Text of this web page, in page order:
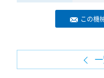
この機